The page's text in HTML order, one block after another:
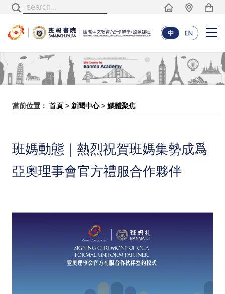
當前位置： 首頁> 新聞中心> 媒體聚焦
班媽動態｜熱烈祝賀班媽集勢成爲
亞奧理事會官方禮服合作夥伴